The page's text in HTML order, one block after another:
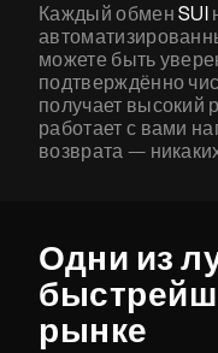
Каждый обменSUI
можете быть
подтверждённо
получает высокий
работает с вами
возврата —
Одни из
рынке